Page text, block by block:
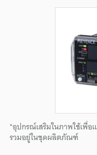
*อุปกรณ์เสริมในภาพใช้เพื่อ
รวมอยู่ในชุดผลิตภัณฑ์